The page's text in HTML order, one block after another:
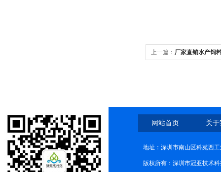
上一篇： 厂家直销水产饲
网站首页 关
地址：深圳市南山区科苑西
版权所有：深圳市冠亚技术